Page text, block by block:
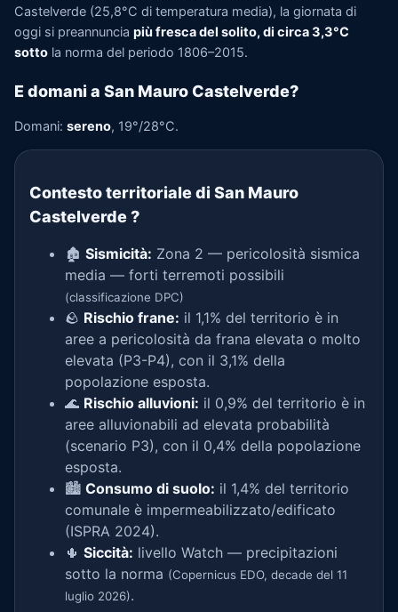
Castelverde (25,8°C di temperatura media), la giornata di
oggi si preannuncia più fresca del solito, di circa 3,3°C
sotto la norma del periodo 1806–2015.
E domani a San Mauro Castelverde?
Domani: sereno, 19°/28°C.
Contesto territoriale di San Mauro
Castelverde?
🏚️ Sismicità: Zona 2 — pericolosità sismica
media — forti terremoti possibili
(classificazione DPC)
🪨 Rischio frane: il 1,1% del territorio è in
aree a pericolosità da frana elevata o molto
elevata (P3-P4), con il 3,1% della
popolazione esposta.
🌊 Rischio alluvioni: il 0,9% del territorio è in
aree alluvionabili ad elevata probabilità
(scenario P3), con il 0,4% della popolazione
esposta.
🏙️ Consumo di suolo: il 1,4% del territorio
comunale è impermeabilizzato/edificato
(ISPRA 2024).
🌵 Siccità: livello Watch — precipitazioni
sotto la norma (Copernicus EDO, decade del 11
luglio 2026).